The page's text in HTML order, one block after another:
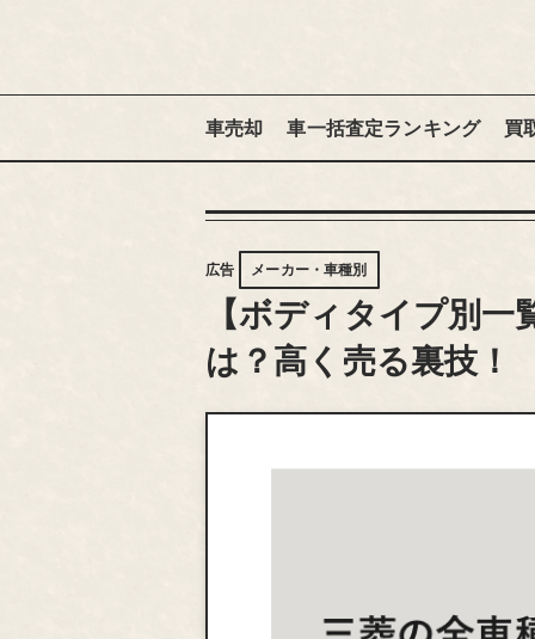
車売却 車一括査定ランキング 買
広告 メーカー・車種別
【ボディタイプ別
は？高く売る裏技！